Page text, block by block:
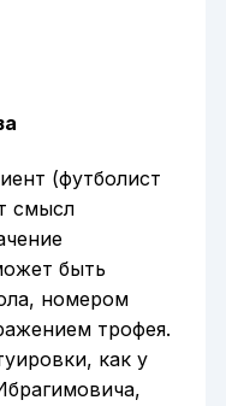
(футболист
смысл
быть
номером
трофея.
как у